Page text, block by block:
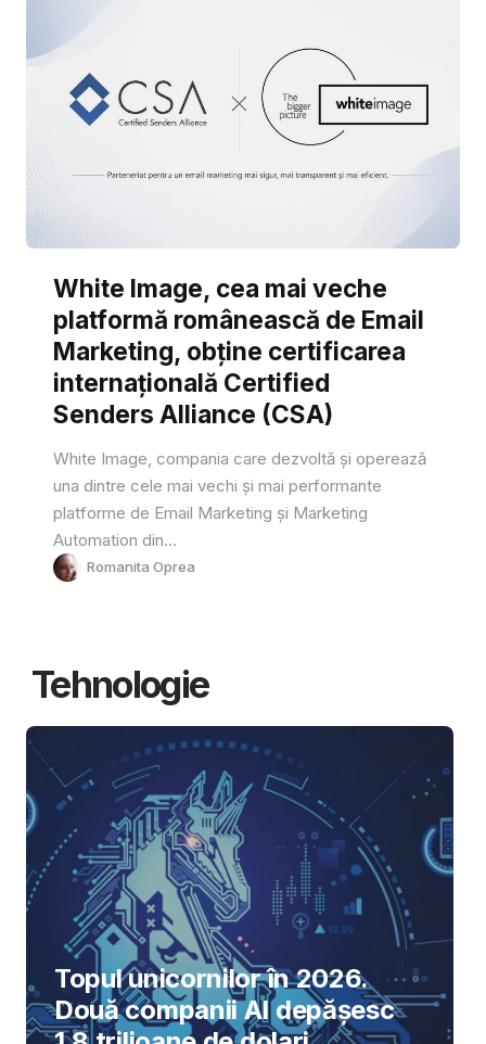
White Image, cea mai veche
platformă românească de Email
Marketing, obține certificarea
internațională Certified
Senders Alliance (CSA)
White Image, compania care dezvoltă și operează
una dintre cele mai vechi și mai performante
platforme de Email Marketing și Marketing
Automation din...
Romanita Oprea
Tehnologie
Topul unicornilor în 2026.
Două companii AI depășesc